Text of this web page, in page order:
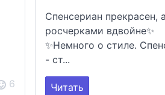
6
Спенсериан прекрасен,
росчерками вдвойне✨
✨Немного о стиле.
- ст...
Читать